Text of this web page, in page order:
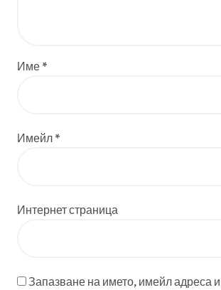
Име *
Имейл *
Интернет страница
Запазване на името, имейл адреса